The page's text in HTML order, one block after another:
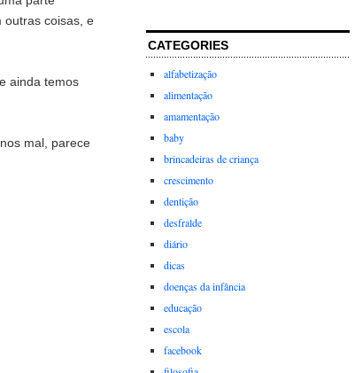
outras coisas, e
ainda temos
mal, parece
CATEGORIES
alfabetização
alimentação
amamentação
baby
brincadeiras de criança
crescimento
dentição
desfralde
diário
dicas
doenças da infância
educação
escola
facebook